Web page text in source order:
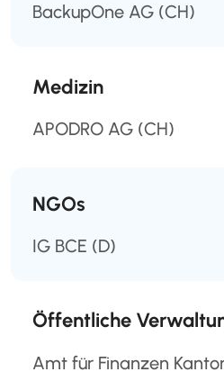
BackupOne AG (CH)
Medizin
APODRO AG (CH)
NGOs
IG BCE (D)
Öffentliche
Amt für Finanzen